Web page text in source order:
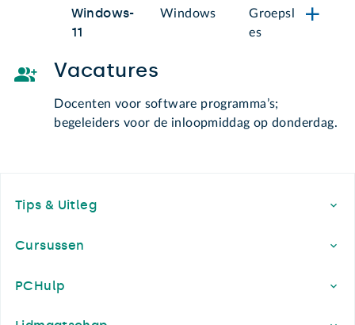
Windows-
11
Windows
Groepsl
es
Vacatures
Docenten voor software programma’s;
begeleiders voor de inloopmiddag op donderdag.
Tips & Uitleg
Cursussen
PCHulp